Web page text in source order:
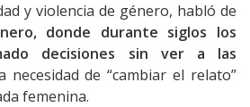
y violencia de género, habló de
donde durante siglos los
decisiones sin ver a las
necesidad de “cambiar el relato”
femenina.